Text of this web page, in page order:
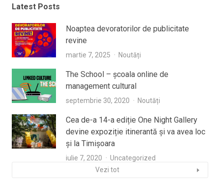
Latest Posts
Noaptea devoratorilor de publicitate
revine
martie 7, 2025 Noutăți
The School – școala online de
management cultural
septembrie 30, 2020 Noutăți
Cea de-a 14-a ediție One Night Gallery
devine expoziție itinerantă și va avea loc
și la Timișoara
iulie 7, 2020
Uncategorized
Vezi tot